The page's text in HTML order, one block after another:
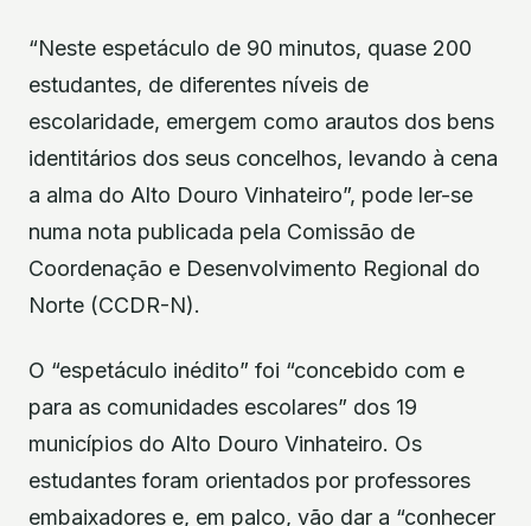
“Neste espetáculo de 90 minutos, quase 200
estudantes, de diferentes níveis de
escolaridade, emergem como arautos dos bens
identitários dos seus concelhos, levando à cena
a alma do Alto Douro Vinhateiro”, pode ler-se
numa nota publicada pela Comissão de
Coordenação e Desenvolvimento Regional do
Norte (CCDR-N).
O “espetáculo inédito” foi “concebido com e
para as comunidades escolares” dos 19
municípios do Alto Douro Vinhateiro. Os
estudantes foram orientados por professores
embaixadores e, em palco, vão dar a “conhecer